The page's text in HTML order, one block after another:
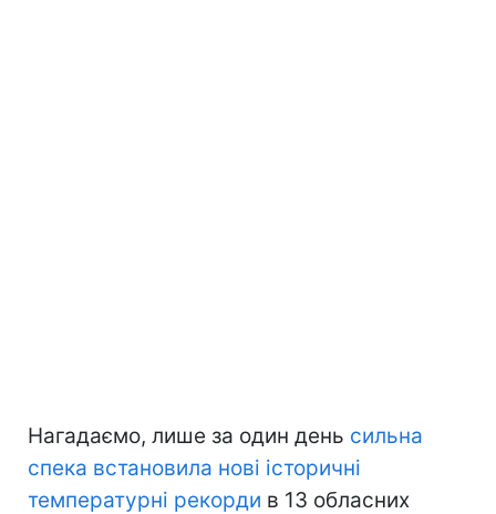
Нагадаємо, лише за один день сильна
спека встановила нові історичні
температурні рекорди в 13 обласних